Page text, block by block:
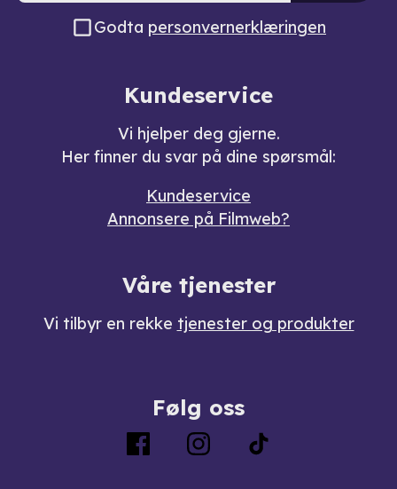
Godta personvernerklæringen
Kundeservice
Vi hjelper deg gjerne.
Her finner du svar på dine spørsmål:
Kundeservice
Annonsere på Filmweb?
Våre tjenester
Vi tilbyr en rekke tjenester og produkter
Følg oss